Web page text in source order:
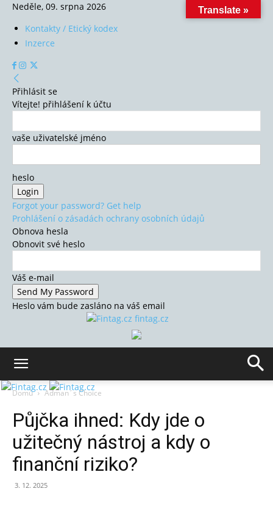
Neděle, 09. srpna 2026
Kontakty / Etický kodex
Inzerce
Přihlásit se
Vítejte! přihlášení k účtu
vaše uživatelské jméno
heslo
Forgot your password? Get help
Prohlášení o zásadách ochrany osobních údajů
Obnova hesla
Obnovit své heslo
Váš e-mail
Heslo vám bude zasláno na váš email
fintag.cz
Domů Adman´s Choice
Půjčka ihned: Kdy jde o
užitečný nástroj a kdy o
finanční riziko?
3. 12. 2025
Translate »